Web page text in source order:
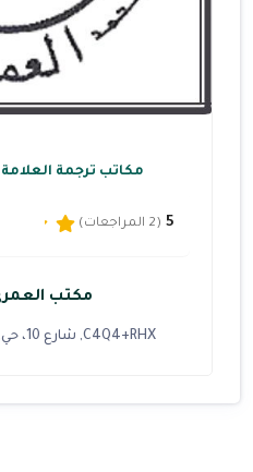
مكاتب ترجمة
5 (2 المراجعات)
مكتب
C4Q4+RHX, شارع 10، حي, السوق، الدمام 32242